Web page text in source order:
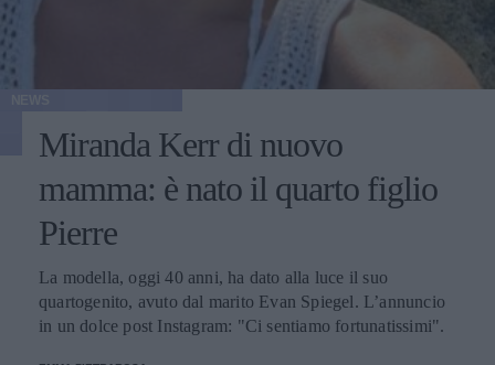
Miranda Kerr di nuovo
mamma: è nato il quarto figlio
Pierre
La modella, oggi 40 anni, ha dato alla luce il suo
quartogenito, avuto dal marito Evan Spiegel. L’annuncio
in un dolce post Instagram: "Ci sentiamo fortunatissimi".